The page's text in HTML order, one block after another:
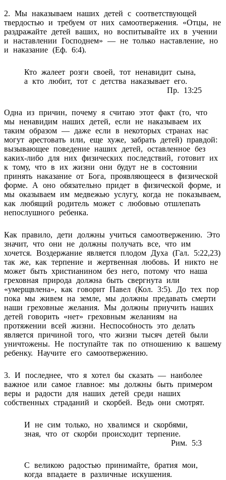
2. Мы наказываем наших детей с соответствующей
твердостью и требуем от них самоотвержения. «Отцы, не
раздражайте детей ваших, но воспитывайте их в учении
и наставлении Господнем» — не только наставление, но
и наказание (Еф. 6:4).
Кто жалеет розги своей, тот ненавидит сына,
а кто любит, тот с детства наказывает его.
Пр. 13:25
Одна из причин, почему я считаю этот факт (то, что
мы ненавидим наших детей, если не наказываем их
таким образом — даже если в некоторых странах нас
могут арестовать или, еще хуже, забрать детей) правдой:
вызывающее поведение наших детей, оставленное без
каких-либо для них физических последствий, готовит их
к тому, что в их жизни они будут не в состоянии
принять наказание от Бога, проявляющееся в физической
форме. А оно обязательно придет в физической форме, и
мы оказываем им медвежью услугу, когда не показываем,
как любящий родитель может с любовью отшлепать
непослушного ребенка.
Как правило, дети должны учиться самоотвержению. Это
значит, что они не должны получать все, что им
хочется. Воздержание является плодом Духа (Гал. 5:22,23)
так же, как терпение и жертвенная любовь. И никто не
может быть христианином без него, потому что наша
греховная природа должна быть свергнута или
«умерщвлена», как говорит Павел (Кол. 3:5). До тех пор
пока мы живем на земле, мы должны предавать смерти
наши греховные желания. Мы должны приучить наших
детей говорить «нет» греховным желаниям на
протяжении всей жизни. Неспособность это делать
является причиной того, что жизни тысяч детей были
уничтожены. Не поступайте так по отношению к вашему
ребенку. Научите его самоотвержению.
3. И последнее, что я хотел бы сказать — наиболее
важное или самое главное: мы должны быть примером
веры и радости для наших детей среди наших
собственных страданий и скорбей. Ведь они смотрят.
И не сим только, но хвалимся и скорбями,
зная, что от скорби происходит терпение.
Рим. 5:3
С великою радостью принимайте, братия мои,
когда впадаете в различные искушения.